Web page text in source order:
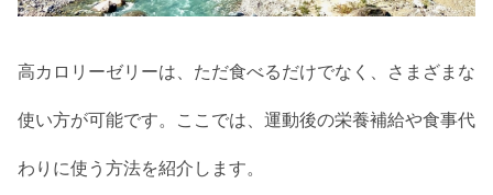
高カロリーゼリーは、ただ食べるだけでなく、さまざまな
使い方が可能です。ここでは、運動後の栄養補給や食事代
わりに使う方法を紹介します。